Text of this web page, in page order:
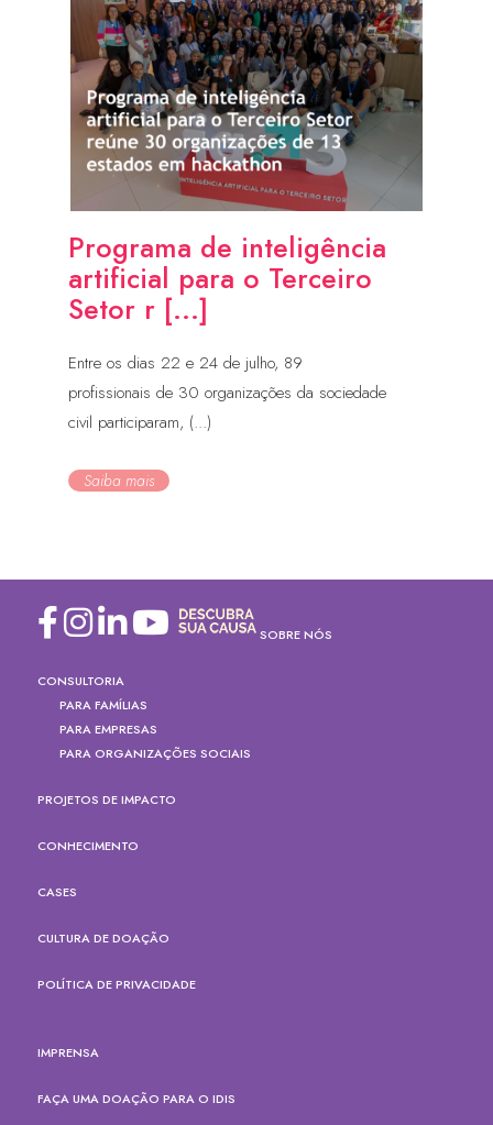
Programa de inteligência
artificial para o Terceiro
Setor r [...]
Entre os dias 22 e 24 de julho, 89
profissionais de 30 organizações da sociedade
civil participaram, (...)
Saiba mais
SOBRE NÓS
CONSULTORIA
PARA FAMÍLIAS
PARA EMPRESAS
PARA ORGANIZAÇÕES SOCIAIS
PROJETOS DE IMPACTO
CONHECIMENTO
CASES
CULTURA DE DOAÇÃO
POLÍTICA DE PRIVACIDADE
IMPRENSA
FAÇA UMA DOAÇÃO PARA O IDIS